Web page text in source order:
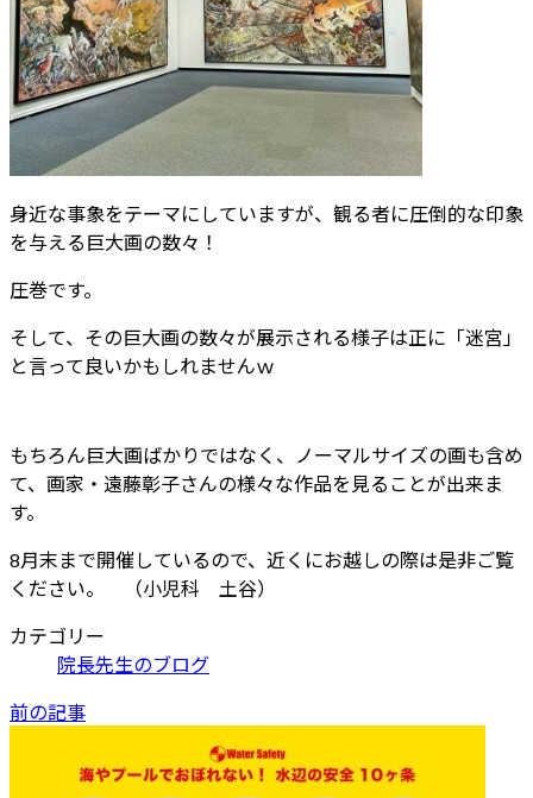
身近な事象をテーマにしていますが、観る者に圧倒的な印象
を与える巨大画の数々！
圧巻です。
そして、その巨大画の数々が展示される様子は正に「迷宮」
と言って良いかもしれませんｗ
もちろん巨大画ばかりではなく、ノーマルサイズの画も含め
て、画家・遠藤彰子さんの様々な作品を見ることが出来ま
す。
8月末まで開催しているので、近くにお越しの際は是非ご覧
ください。 （小児科 土谷）
カテゴリー
院長先生のブログ
前の記事